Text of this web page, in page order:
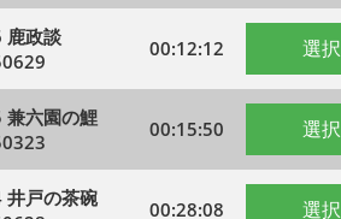
鹿政談
00:12:12 選択
兼六園の鯉
00:15:50 選択
井戸の茶碗
00:28:08 選択